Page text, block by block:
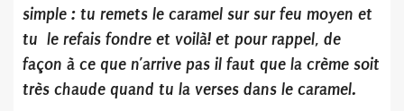
simple : tu remets le caramel sur sur feu moyen et
tu le refais fondre et voilà! et pour rappel, de
façon à ce que n’arrive pas il faut que la crème soit
très chaude quand tu la verses dans le caramel.